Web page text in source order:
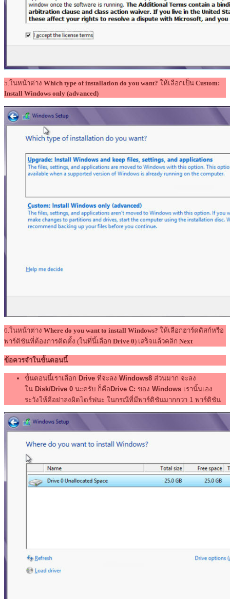
5.ในหน้าต่าง Which type of installation do you want? ให้เลือกเป็น Custom:
Install Windows only (advanced)
6.ในหน้าต่าง Where do you want to install Windows? ให้เลือกฮาร์ดดิสก์หรือ
พาร์ติชันที่ต้องการติดตั้ง (ในที่นี้เลือก Drive 0) เสร็จแล้วคลิก Next
ข้อควรจำในขั้นตอนนี้
ขั้นตอนนี้เราเลือก Drive ที่จะลง Windows8 ส่วนมาก จะลง
ใน Disk/Drive 0 นะครับ ก็คือDrive C: ของ Windows เรานั้นเอง
ระวังให้ดีอย่าลงผิดไดร์ฟนะ ในกรณีที่มีพาร์ติชันมากกว่า 1 พาร์ติชัน